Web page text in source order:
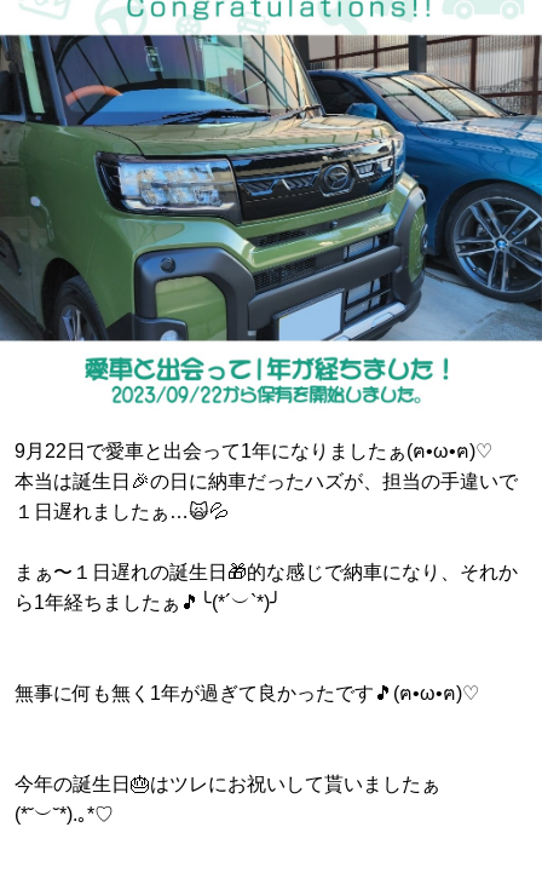
9月22日で愛車と出会って1年になりましたぁ(ฅ•ω•ฅ)♡
本当は誕生日🎉の日に納車だったハズが、担当の手違いで
１日遅れましたぁ…🙀💦
まぁ〜１日遅れの誕生日🎁的な感じで納車になり、それか
ら1年経ちましたぁ🎵╰⁠(⁠*⁠´⁠︶⁠`⁠*⁠)⁠╯
無事に何も無く1年が過ぎて良かったです🎵(ฅ•ω•ฅ)♡
今年の誕生日🎂はツレにお祝いして貰いましたぁ
(⁠*⁠˘⁠︶⁠˘⁠*⁠)⁠.⁠｡⁠*⁠♡